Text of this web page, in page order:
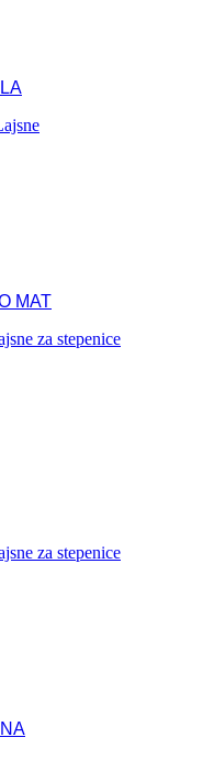
MAT
za stepenice
za stepenice